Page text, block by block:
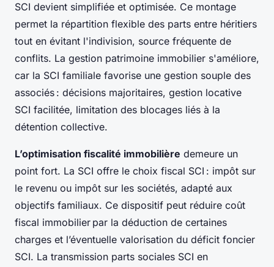
SCI devient simplifiée et optimisée. Ce montage
permet la répartition flexible des parts entre héritiers
tout en évitant l'indivision, source fréquente de
conflits. La gestion patrimoine immobilier s'améliore,
car la SCI familiale favorise une gestion souple des
associés : décisions majoritaires, gestion locative
SCI facilitée, limitation des blocages liés à la
détention collective.
L’optimisation fiscalité immobilière demeure un
point fort. La SCI offre le choix fiscal SCI : impôt sur
le revenu ou impôt sur les sociétés, adapté aux
objectifs familiaux. Ce dispositif peut réduire coût
fiscal immobilier par la déduction de certaines
charges et l’éventuelle valorisation du déficit foncier
SCI. La transmission parts sociales SCI en